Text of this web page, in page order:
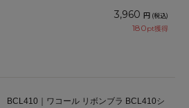
3,960 円 (税込)
180pt獲得
BCL410｜ワコール リボンブラ BCL410シ